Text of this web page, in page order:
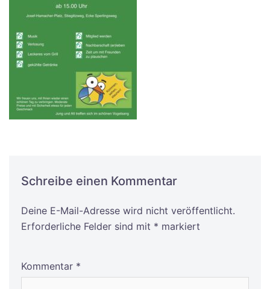
Schreibe einen Kommentar
Deine E-Mail-Adresse wird nicht veröffentlicht.
Erforderliche Felder sind mit * markiert
Kommentar *
Alternative: